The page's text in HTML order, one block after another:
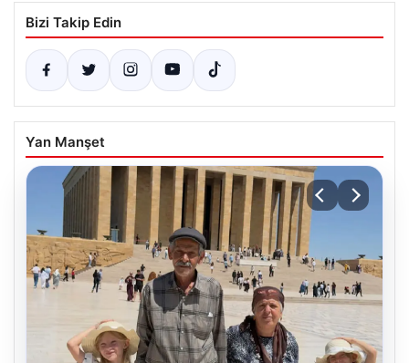
Bizi Takip Edin
Yan Manşet